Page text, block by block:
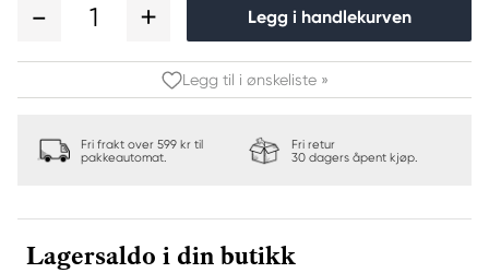
1 Legg i handlekurven
Legg til i ønskeliste »
Fri frakt over 599 kr til
pakkeautomat.
Fri retur
30 dagers åpent kjøp.
Lagersaldo i din butikk